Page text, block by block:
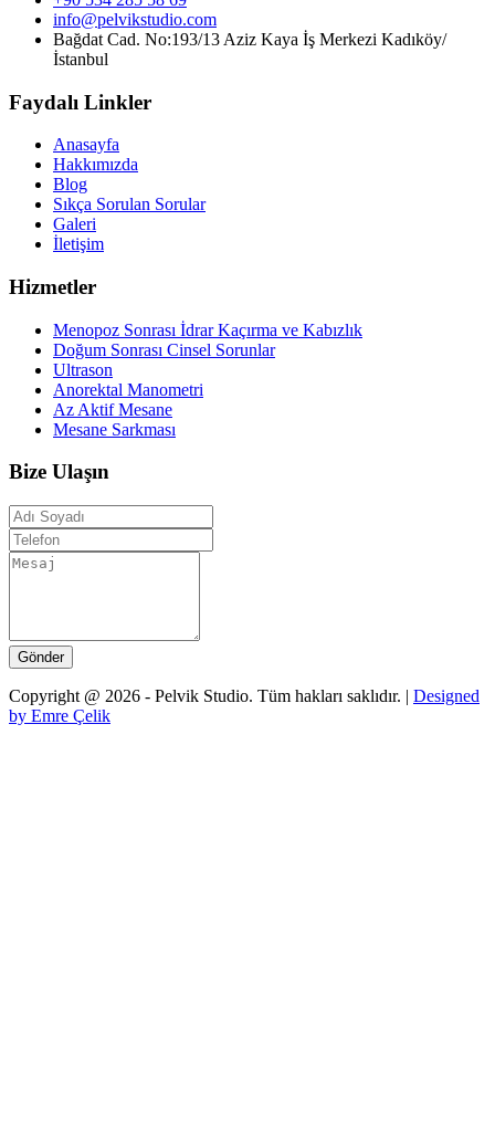
info@pelvikstudio.com
Bağdat Cad. No:193/13 Aziz Kaya İş Merkezi Kadıköy/
İstanbul
Faydalı Linkler
Anasayfa
Hakkımızda
Blog
Sıkça Sorulan Sorular
Galeri
İletişim
Hizmetler
Menopoz Sonrası İdrar Kaçırma ve Kabızlık
Doğum Sonrası Cinsel Sorunlar
Ultrason
Anorektal Manometri
Az Aktif Mesane
Mesane Sarkması
Bize Ulaşın
Gönder
Copyright @ 2026 - Pelvik Studio. Tüm hakları saklıdır. | Designed
by Emre Çelik